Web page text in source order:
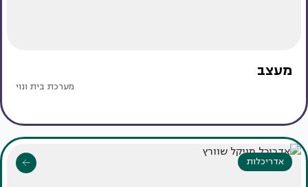
מעצב
מערכת בית ונוי
אדריכלות